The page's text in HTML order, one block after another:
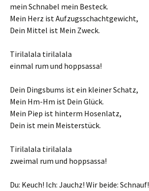
mein Schnabel mein Besteck.
Mein Herz ist Aufzugsschachtgewicht,
Dein Mittel ist Mein Zweck.
Tirilalala tirilalala
einmal rum und hoppsassa!
Dein Dingsbums ist ein kleiner Schatz,
Mein Hm-Hm ist Dein Glück.
Mein Piep ist hinterm Hosenlatz,
Dein ist mein Meisterstück.
Tirilalala tirilalala
zweimal rum und hoppsassa!
Du: Keuch! Ich: Jauchz! Wir beide: Schnauf!